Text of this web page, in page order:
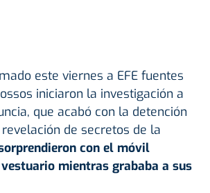
este viernes a EFE fuentes
iniciaron la investigación a
que acabó con la detención
de secretos de la
con el móvil
mientras grababa a sus